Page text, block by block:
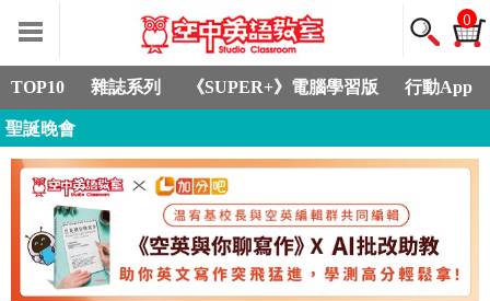
0
TOP10 雜誌系列 《SUPER+》電腦學習版 行動App
聖誕晚會